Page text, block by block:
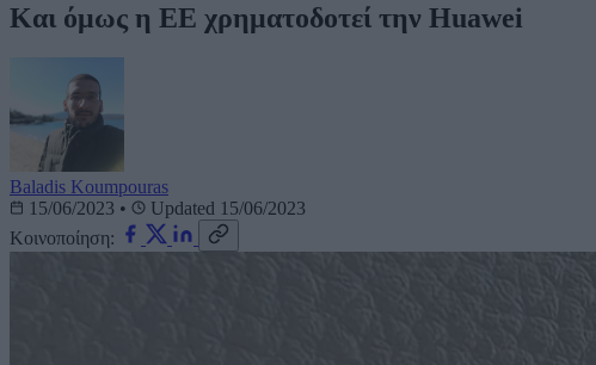
Και όμως η ΕΕ χρηματοδοτεί την Huawei
Baladis Koumpouras
15/06/2023 •
Updated 15/06/2023
Κοινοποίηση: